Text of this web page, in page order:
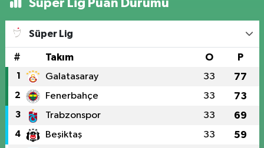
Süper Lig Puan Durumu
Süper Lig
# Takım O P
1 Galatasaray 33 77
2 Fenerbahçe 33 73
3 Trabzonspor 33 69
4 Beşiktaş 33 59